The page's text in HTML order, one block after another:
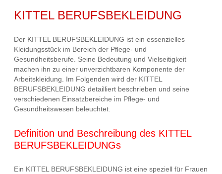
KITTEL BERUFSBEKLEIDUNG
Der KITTEL BERUFSBEKLEIDUNG ist ein essenzielles
Kleidungsstück im Bereich der Pflege- und
Gesundheitsberufe. Seine Bedeutung und Vielseitigkeit
machen ihn zu einer unverzichtbaren Komponente der
Arbeitskleidung. Im Folgenden wird der KITTEL
BERUFSBEKLEIDUNG detailliert beschrieben und seine
verschiedenen Einsatzbereiche im Pflege- und
Gesundheitswesen beleuchtet.
Definition und Beschreibung des KITTEL
BERUFSBEKLEIDUNGs
Ein KITTEL BERUFSBEKLEIDUNG ist eine speziell für Frauen